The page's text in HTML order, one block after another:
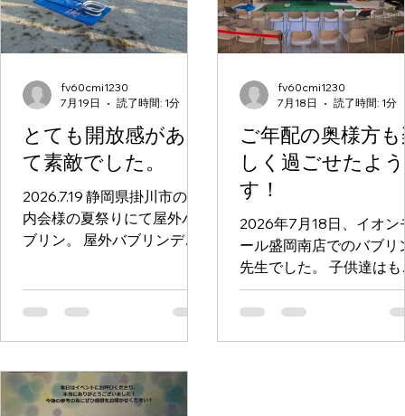
とても開放感があっ
て素敵でした。
2026.7.19 静岡県掛川市の町
内会様の夏祭りにて屋外バ
ブリン。 屋外バブリンデビ
性は良くないですね。 風も
ったご様子でした。 屋外バ
ブリンはとても開放感があ
fv60cmi1230
7月19日
読了時間: 1分
ご年配の奥様方
しく過ごせたよ
す！
2026年7月18日、イオン
ール盛岡南店でのバブリ
先生でした。 子供達はも
ろんの事、ご年配の奥様
も楽しく過ごせたと直接
fv60cmi1230
7月18日
読了時間: 1分